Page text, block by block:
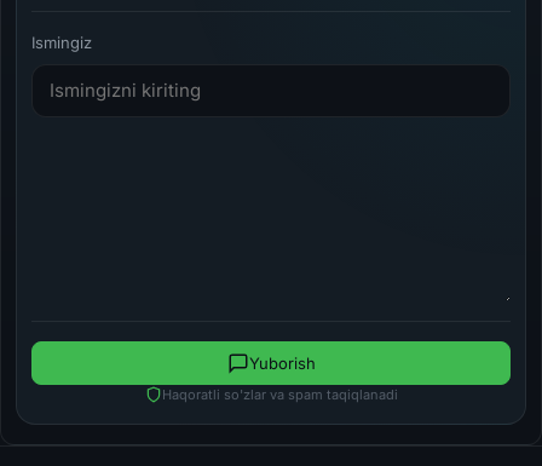
Ismingiz
Haqoratli so'zlar va spam taqiqlanadi
Yuborish